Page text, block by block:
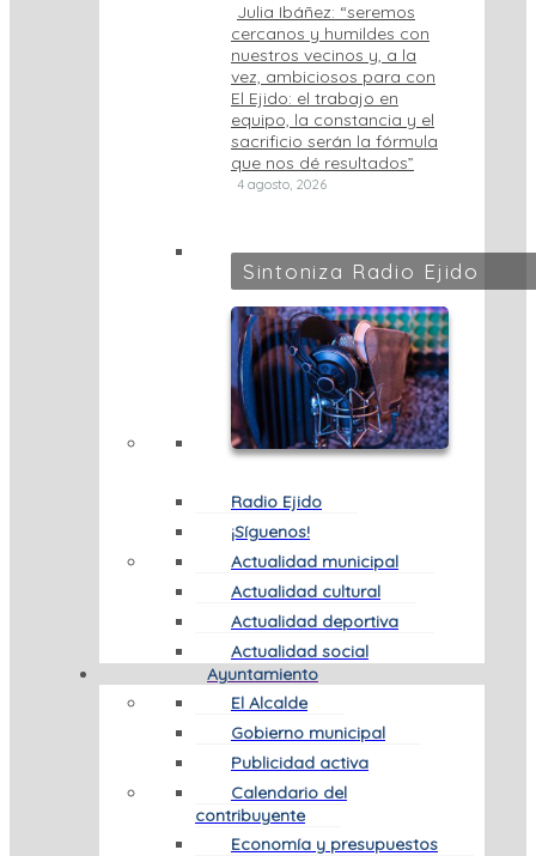
Julia Ibáñez: “seremos
cercanos y humildes con
nuestros vecinos y, a la
vez, ambiciosos para con
El Ejido: el trabajo en
equipo, la constancia y el
sacrificio serán la fórmula
que nos dé resultados”
4 agosto, 2026
Sintoniza Radio Ejido
Radio Ejido
¡Síguenos!
Actualidad municipal
Actualidad cultural
Actualidad deportiva
Actualidad social
Ayuntamiento
El Alcalde
Gobierno municipal
Publicidad activa
Calendario del
contribuyente
Economía y presupuestos